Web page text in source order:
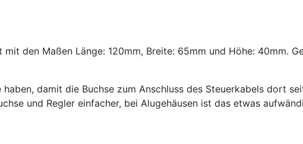
den Maßen Länge: 120mm, Breite: 65mm und Höhe: 40mm.
damit die Buchse zum Anschluss des Steuerkabels dort
und Regler einfacher, bei Alugehäusen ist das etwas